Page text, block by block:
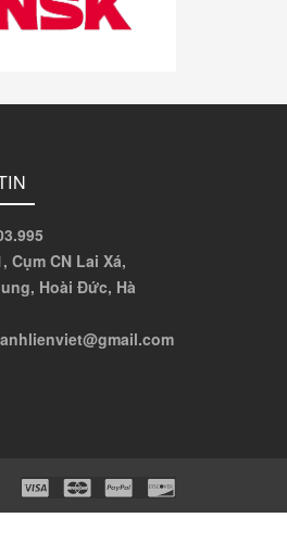
Cụm CN Lai Xá,
Hoài Đức, Hà